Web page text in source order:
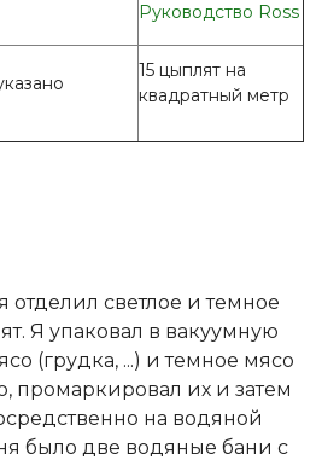
Руководство Ross
15 цыплят на
квадратный метр
отделил светлое и темное
Я упаковал в вакуумную
(грудка, ...) и темное мясо
промаркировал их и затем
на водяной
было две водяные бани с